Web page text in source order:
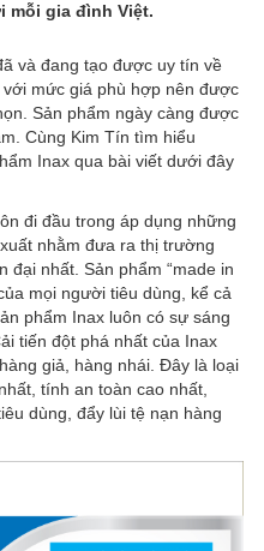
mỗi gia đình Việt.
và đang tạo được uy tín về
mức giá phù hợp nên được
Sản phẩm ngày càng được
Cùng Kim Tín tìm hiểu
Inax qua bài viết dưới đây
đầu trong áp dụng những
nhằm đưa ra thị trường
đại nhất. Sản phẩm “made in
mọi người tiêu dùng, kể cả
phẩm Inax luôn có sự sáng
tiến đột phá nhất của Inax
giả, hàng nhái. Đây là loại
tính an toàn cao nhất,
dùng, đẩy lùi tệ nạn hàng